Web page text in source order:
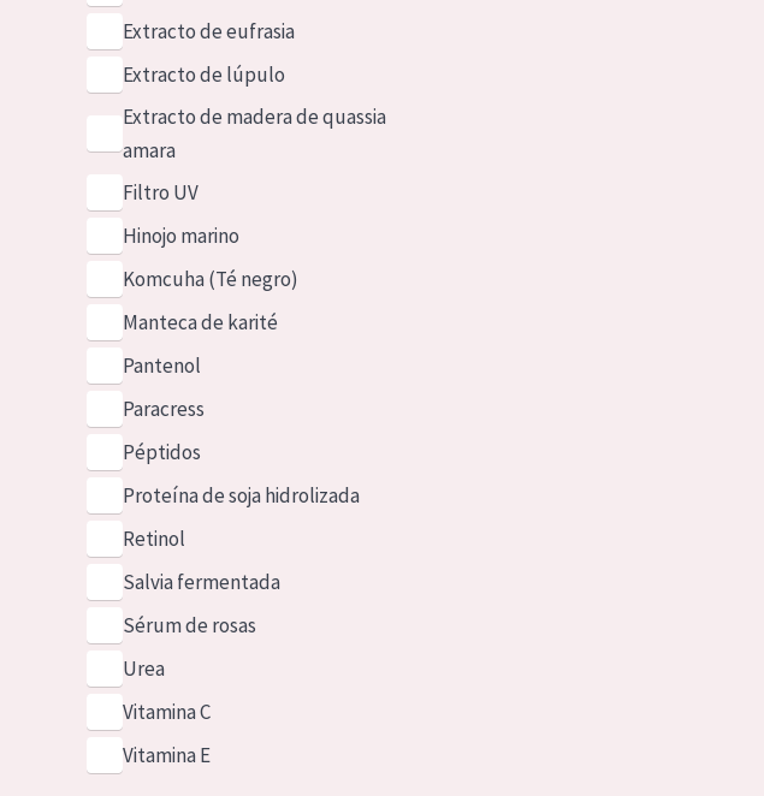
Extracto de eufrasia
Extracto de lúpulo
Extracto de madera de quassia
amara
Filtro UV
Hinojo marino
Komcuha (Té negro)
Manteca de karité
Pantenol
Paracress
Péptidos
Proteína de soja hidrolizada
Retinol
Salvia fermentada
Sérum de rosas
Urea
Vitamina C
Vitamina E